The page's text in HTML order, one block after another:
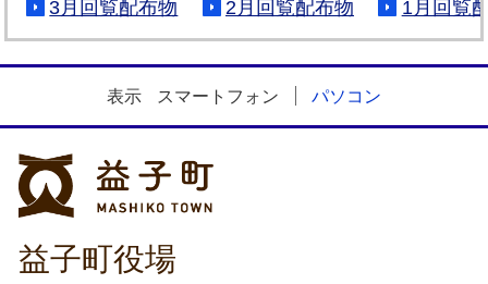
3月回覧配布物 2月回覧配布物 1月回覧
表示 スマートフォン パソコン
益子町役場